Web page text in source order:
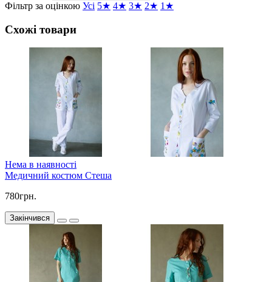
Фільтр за оцінкою Усі 5★ 4★ 3★ 2★ 1★
Схожі товари
Нема в наявності
Медичний костюм Стеша
780грн.
Закінчився